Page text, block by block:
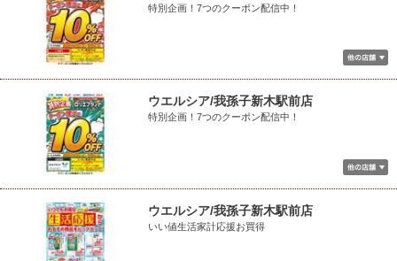
特別企画！7つのクーポン配信中！
ウエルシア/我孫子新木駅前店
特別企画！7つのクーポン配信中！
ウエルシア/我孫子新木駅前店
いい値生活家計応援お買得